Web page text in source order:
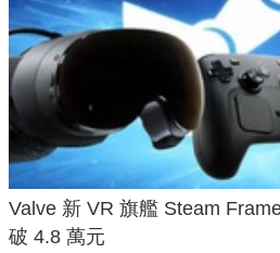
Valve 新 VR 旗艦 Steam
破 4.8 萬元